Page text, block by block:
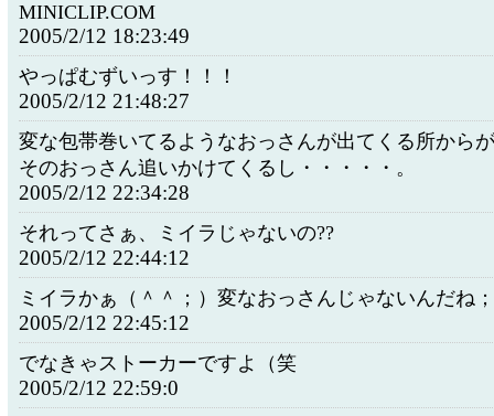
MINICLIP.COM
2005/2/12 18:23:49
やっぱむずいっす！！！
2005/2/12 21:48:27
変な包帯巻いてるようなおっさんが出てくる所から
そのおっさん追いかけてくるし・・・・・。
2005/2/12 22:34:28
それってさぁ、ミイラじゃないの??
2005/2/12 22:44:12
ミイラかぁ（＾＾；）変なおっさんじゃないんだね；
2005/2/12 22:45:12
でなきゃストーカーですよ（笑
2005/2/12 22:59:0